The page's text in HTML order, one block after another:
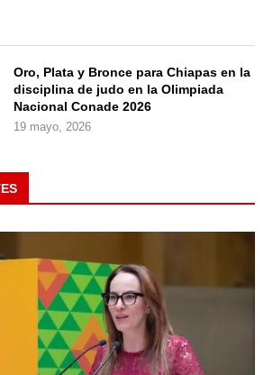
Oro, Plata y Bronce para Chiapas en la
disciplina de judo en la Olimpiada
Nacional Conade 2026
19 mayo, 2026